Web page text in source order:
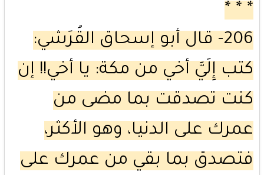
* * *
206- قال أبو إسحاق القُرَشي:
كتب إِلَيَّ أخي من مكة: يا أخي!! إن
كنت تصدقت بما مضى من
عمرك على الدنيا، وهو الأكثر،
فتصدق بما بقي من عمرك على